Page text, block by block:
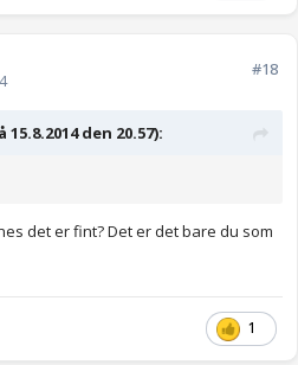
#18
den 20.57):
det er fint? Det er det bare du som
1